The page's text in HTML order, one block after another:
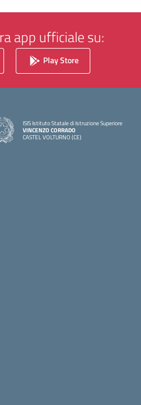
app ufficiale su:
Play Store
ISIS Istituto Statale di Istruzione Superiore
VINCENZO CORRADO
CASTEL VOLTURNO (CE)